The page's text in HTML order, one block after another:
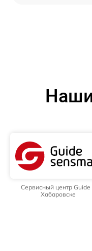
Сервисный центр Guide
Хабаровске